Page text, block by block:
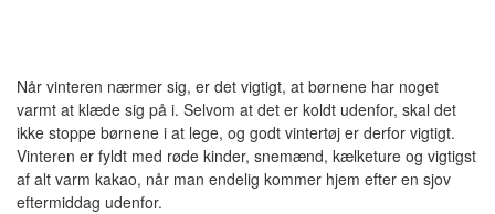
Når vinteren nærmer sig, er det vigtigt, at børnene har noget
varmt at klæde sig på i. Selvom at det er koldt udenfor, skal det
ikke stoppe børnene i at lege, og godt vintertøj er derfor vigtigt.
Vinteren er fyldt med røde kinder, snemænd, kælketure og vigtigst
af alt varm kakao, når man endelig kommer hjem efter en sjov
eftermiddag udenfor.